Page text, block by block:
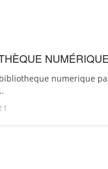
numerique